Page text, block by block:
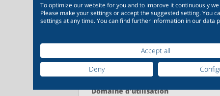
Nouveautés
Plus d'information
Régulation
Plus d'information
Industrie
20 000 produits pour
l’industrie – Des systèmes
pour les applications
industrielles les plus
Chimie
200 000
chimie –
en
Votre
Affiche
Domaine d'utilisation
To optimize our website for you and to improve it continuously we
Please make your settings or accept the suggested setting. You
settings at any time. You can find further information in our data
Accept all
Deny